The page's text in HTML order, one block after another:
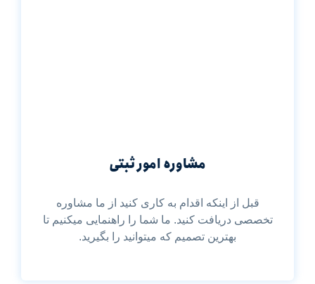
مشاوره امور ثبتی
قبل از اینکه اقدام به کاری کنید از ما مشاوره
تخصصی دریافت کنید. ما شما را راهنمایی میکنیم تا
بهترین تصمیم که میتوانید را بگیرید.